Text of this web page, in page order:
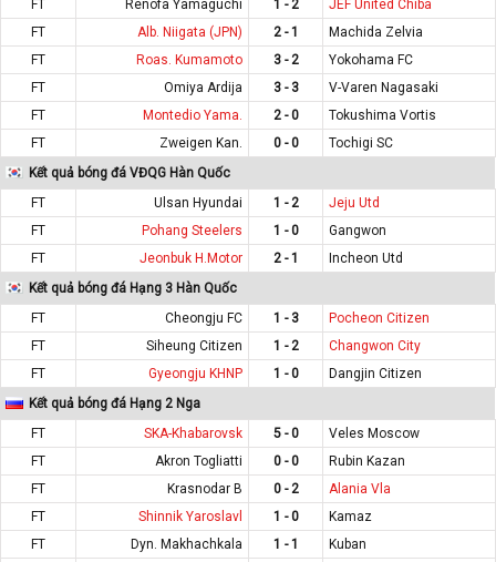
FT
Renofa Yamaguchi 1 - 2
JEF United Chiba
FT
Alb. Niigata (JPN) 2 - 1
Machida Zelvia
FT
Roas. Kumamoto 3 - 2
Yokohama FC
FT
Omiya Ardija 3 - 3
V-Varen Nagasaki
FT
Montedio Yama. 2 - 0
Tokushima Vortis
FT
Zweigen Kan. 0 - 0
Tochigi SC
Kết quả bóng đá VĐQG Hàn Quốc
FT
Ulsan Hyundai 1 - 2
Jeju Utd
FT
Pohang Steelers 1 - 0
Gangwon
FT
Jeonbuk H.Motor 2 - 1
Incheon Utd
Kết quả bóng đá Hạng 3 Hàn Quốc
FT
Cheongju FC 1 - 3
Pocheon Citizen
FT
Siheung Citizen 1 - 2
Changwon City
FT
Gyeongju KHNP 1 - 0
Dangjin Citizen
Kết quả bóng đá Hạng 2 Nga
FT
SKA-Khabarovsk 5 - 0
Veles Moscow
FT
Akron Togliatti 0 - 0
Rubin Kazan
FT
Krasnodar B 0 - 2
Alania Vla
FT
Shinnik Yaroslavl 1 - 0
Kamaz
FT
Dyn. Makhachkala 1 - 1
Kuban